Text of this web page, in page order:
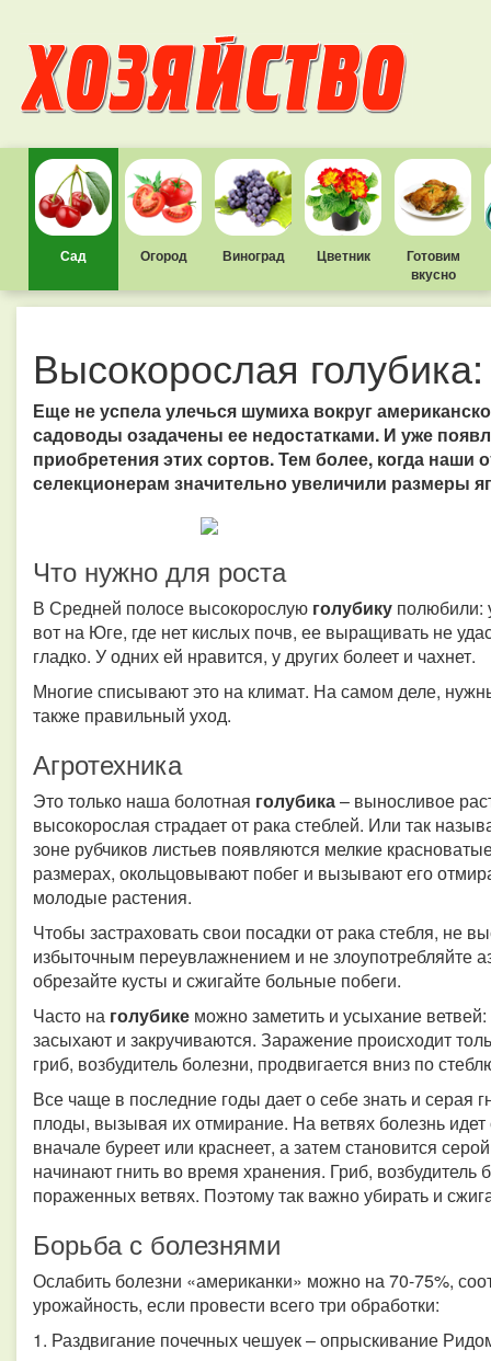
Сад Огород Виноград Цветник
Готовим
вкусно
Высокорослая
Еще не успела улечься шумиха вокруг
садоводы озадачены ее недостатками. И уже
приобретения этих сортов. Тем более, когда наши
селекционерам значительно увеличили размеры
Что нужно для роста
В Средней полосе высокорослую голубику полюбили:
вот на Юге, где нет кислых почв, ее выращивать не
гладко. У одних ей нравится, у других болеет и чахнет.
Многие списывают это на климат. На самом деле,
также правильный уход.
Агротехника
Это только наша болотная голубика– выносливое
высокорослая страдает от рака стеблей. Или так
зоне рубчиков листьев появляются мелкие
размерах, окольцовывают побег и вызывают его
молодые растения.
Чтобы застраховать свои посадки от рака стебля, не
избыточным переувлажнением и не злоупотребляйте
обрезайте кусты и сжигайте больные побеги.
Часто на голубике можно заметить и усыхание
засыхают и закручиваются. Заражение происходит
гриб, возбудитель болезни, продвигается вниз по
Все чаще в последние годы дает о себе знать и серая
плоды, вызывая их отмирание. На ветвях болезнь
вначале буреет или краснеет, а затем становится
начинают гнить во время хранения. Гриб, возбудитель
пораженных ветвях. Поэтому так важно убирать и
Борьба с болезнями
Ослабить болезни «американки» можно на 70-75%,
урожайность, если провести всего три обработки:
1. Раздвигание почечных чешуек – опрыскивание